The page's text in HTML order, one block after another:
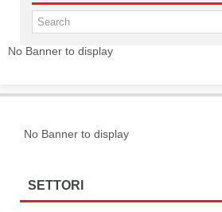
No Banner to display
No Banner to display
SETTORI